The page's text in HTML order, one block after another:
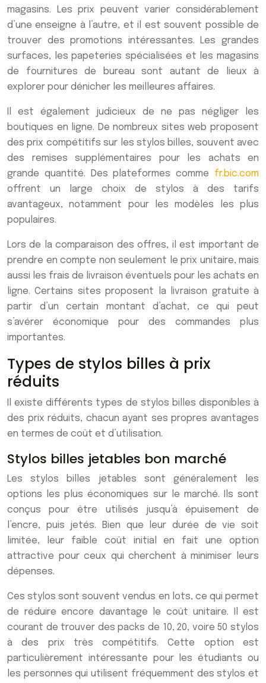
magasins. Les prix peuvent varier considérablement
d’une enseigne à l’autre, et il est souvent possible de
trouver des promotions intéressantes. Les grandes
surfaces, les papeteries spécialisées et les magasins
de fournitures de bureau sont autant de lieux à
explorer pour dénicher les meilleures affaires.
Il est également judicieux de ne pas négliger les
boutiques en ligne. De nombreux sites web proposent
des prix compétitifs sur les stylos billes, souvent avec
des remises supplémentaires pour les achats en
grande quantité. Des plateformes comme fr.bic.com
offrent un large choix de stylos à des tarifs
avantageux, notamment pour les modèles les plus
populaires.
Lors de la comparaison des offres, il est important de
prendre en compte non seulement le prix unitaire, mais
aussi les frais de livraison éventuels pour les achats en
ligne. Certains sites proposent la livraison gratuite à
partir d’un certain montant d’achat, ce qui peut
s’avérer économique pour des commandes plus
importantes.
Types de stylos billes à prix
réduits
Il existe différents types de stylos billes disponibles à
des prix réduits, chacun ayant ses propres avantages
en termes de coût et d’utilisation.
Stylos billes jetables bon marché
Les stylos billes jetables sont généralement les
options les plus économiques sur le marché. Ils sont
conçus pour être utilisés jusqu’à épuisement de
l’encre, puis jetés. Bien que leur durée de vie soit
limitée, leur faible coût initial en fait une option
attractive pour ceux qui cherchent à minimiser leurs
dépenses.
Ces stylos sont souvent vendus en lots, ce qui permet
de réduire encore davantage le coût unitaire. Il est
courant de trouver des packs de 10, 20, voire 50 stylos
à des prix très compétitifs. Cette option est
particulièrement intéressante pour les étudiants ou
les personnes qui utilisent fréquemment des stylos et